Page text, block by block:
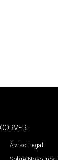
CORVER
Aviso Legal